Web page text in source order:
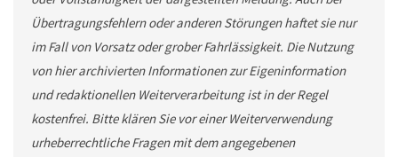
Übertragungsfehlern oder anderen Störungen haftet sie nur
im Fall von Vorsatz oder grober Fahrlässigkeit. Die Nutzung
von hier archivierten Informationen zur Eigeninformation
und redaktionellen Weiterverarbeitung ist in der Regel
kostenfrei. Bitte klären Sie vor einer Weiterverwendung
urheberrechtliche Fragen mit dem angegebenen